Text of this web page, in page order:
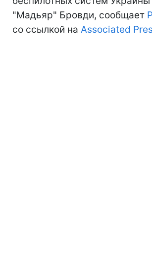
"Мадьяр" Бровди, сообщает
со ссылкой на Associated